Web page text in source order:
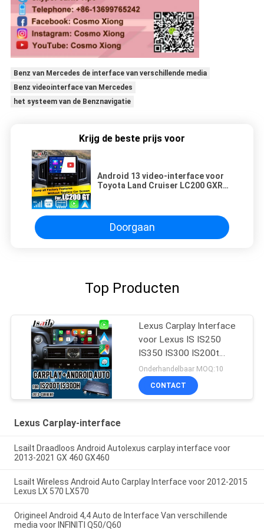
Benz van Mercedes de interface van verschillende media
Benz videointerface van Mercedes
het systeem van de Benznavigatie
Krijg de beste prijs voor
Android 13 video-interface voor
Toyota Land Cruiser LC200 GXR
Doorgaan
Top Producten
Lexus Carplay Interface
voor Lexus IS IS250
IS350 IS300 IS200t
2013-2021
Onderhandelbaar MOQ:10
CONTACT
Lexus Carplay-interface
Lsailt Draadloos Android Autolexus carplay interface voor
2013-2021 GX 460 GX460
Lsailt Wireless Android Auto Carplay Interface voor 2012-2015
Lexus LX 570 LX570
Origineel Android 4,4 Auto de Interface Van verschillende
media voor INFINITI Q50/Q60